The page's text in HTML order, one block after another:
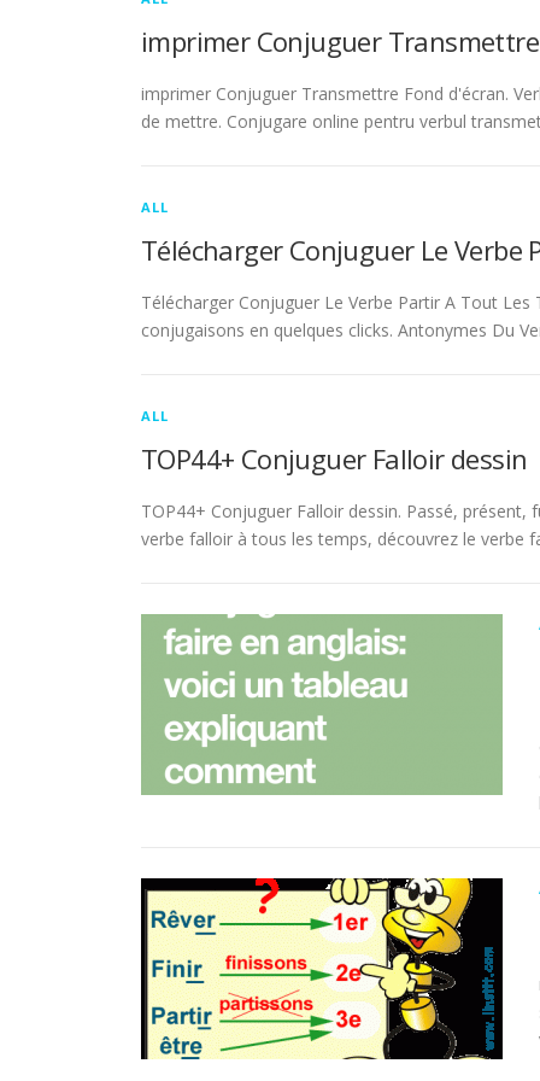
imprimer Conjuguer
imprimer Conjuguer Transmettre Fond d'écran.
de mettre. Conjugare online pentru verbul
ALL
Télécharger Conjuguer Le Verbe
Télécharger Conjuguer Le Verbe Partir A Tout
conjugaisons en quelques clicks. Antonymes Du
ALL
TOP44+ Conjuguer Falloir dessin
TOP44+ Conjuguer Falloir dessin. Passé,
verbe falloir à tous les temps, découvrez le verbe